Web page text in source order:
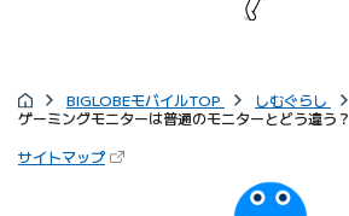
BIGLOBEモバイルTOP
しむぐらし
ゲーミングモニターは普通のモニターとどう違う？
サイトマップ